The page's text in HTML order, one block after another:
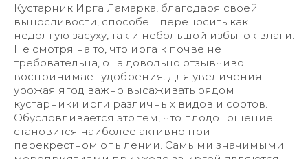
Кустарник Ирга Ламарка, благодаря своей
выносливости, способен переносить как
недолгую засуху, так и небольшой избыток влаги.
Не смотря на то, что ирга к почве не
требовательна, она довольно отзывчиво
воспринимает удобрения. Для увеличения
урожая ягод важно высаживать рядом
кустарники ирги различных видов и сортов.
Обусловливается это тем, что плодоношение
становится наиболее активно при
перекрестном опылении. Самыми значимыми